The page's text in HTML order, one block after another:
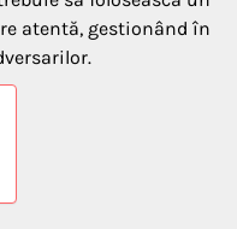
atentă, gestionând în